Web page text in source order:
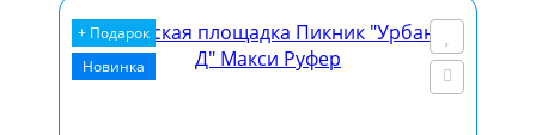
+ Подарок
Новинка